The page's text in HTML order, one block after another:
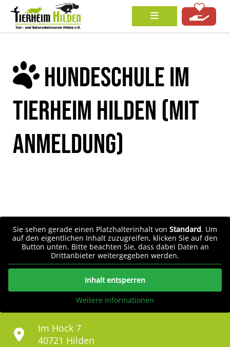
HUNDESCHULE IM
TIERHEIM HILDEN (MIT
ANMELDUNG)
Sie sehen gerade einen Platzhalterinhalt von Standard. Um
auf den eigentlichen Inhalt zuzugreifen, klicken Sie auf den
Button unten. Bitte beachten Sie, dass dabei Daten an
Drittanbieter weitergegeben werden.
Inhalt entsperren
Weitere Informationen
Im Hock 7
40721 Hilden